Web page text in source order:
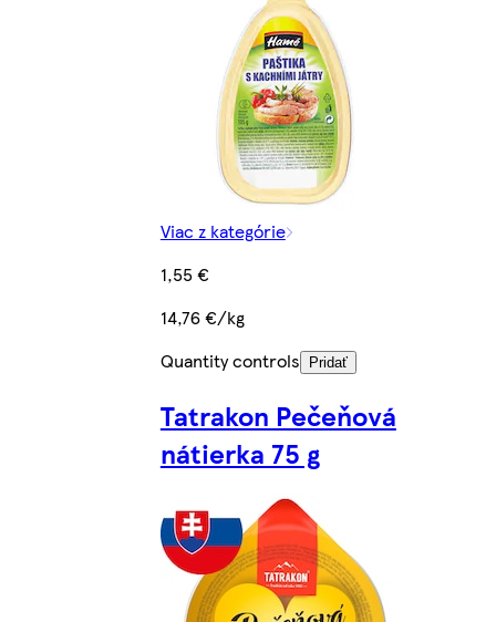
Viac z kategórie
1,55 €
14,76 €/kg
Quantity controls
Pridať
Tatrakon Pečeňová
nátierka 75 g